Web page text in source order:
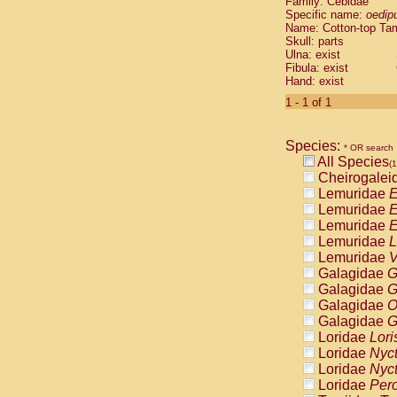
Cebidae
Cebidae
Cebidae
Cebidae
Cebidae
Cebidae
Cebidae
Cebidae
Cebidae
Cebidae
Cebidae
Cebidae
Atelidae
Atelidae
Atelidae
Atelidae
Atelidae
Atelidae
Atelidae
Atelidae
Atelidae
Atelidae
Pitheciidae
Specific name:
Name: Cotton-top
Skull: parts
Ulna: exist
Fibula: exist
Hand: exist
1 - 1 of 1
Species: * OR search
All Species
Lemuridae
Lemuridae
Lemuridae
Lemuridae
Lemuridae
Galagidae
Galagidae
Galagidae
Galagidae
Loridae
Loridae
Loridae
Loridae